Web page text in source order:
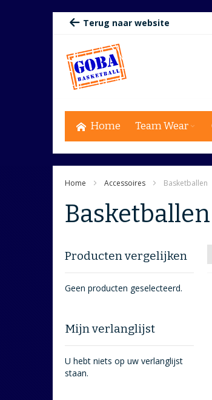
Ga
de
inhoud
Terug naar website
Home Team Wear
Home Accessoires Basketballen
Basketballen
Producten vergelijken
Geen producten geselecteerd.
Mijn verlanglijst
U hebt niets op uw verlanglijst
staan.